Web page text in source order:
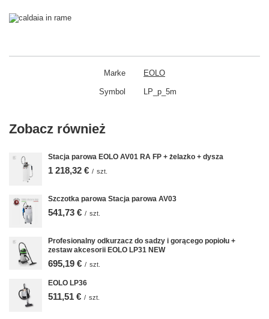
Marke EOLO
Symbol LP_p_5m
Zobacz również
Stacja parowa EOLO AV01 RA FP + żelazko + dysza
1 218,32 € / szt.
Szczotka parowa Stacja parowa AV03
541,73 € / szt.
Profesionalny odkurzacz do sadzy i gorącego popiołu +
zestaw akcesorii EOLO LP31 NEW
695,19 € / szt.
EOLO LP36
511,51 € / szt.